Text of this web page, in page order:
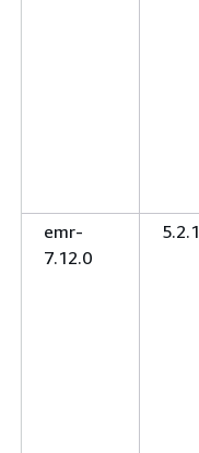
emr-
7.12.0
5.2.1